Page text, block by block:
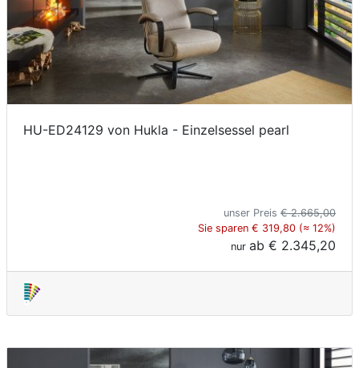
HU-ED24129 von Hukla - Einzelsessel pearl
unser Preis € 2.665,00
Sie sparen € 319,80 (≈ 12%)
nur ab € 2.345,20